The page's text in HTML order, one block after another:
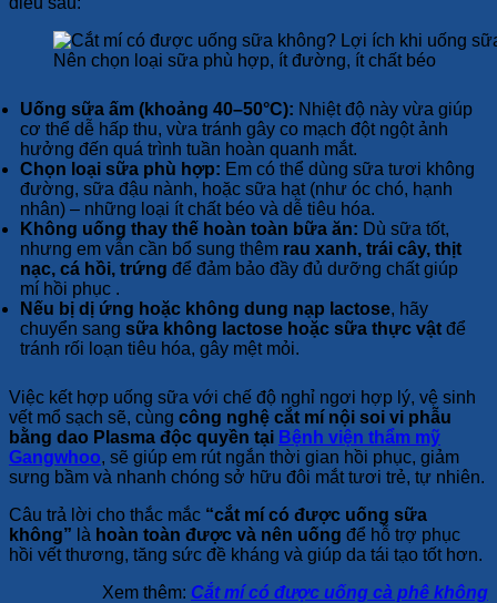
Nên chọn loại sữa phù hợp, ít đường, ít chất béo
Uống sữa ấm (khoảng 40–50°C): Nhiệt độ này vừa giúp
cơ thể dễ hấp thu, vừa tránh gây co mạch đột ngột ảnh
hưởng đến quá trình tuần hoàn quanh mắt.
Chọn loại sữa phù hợp: Em có thể dùng sữa tươi không
đường, sữa đậu nành, hoặc sữa hạt (như óc chó, hạnh
nhân) – những loại ít chất béo và dễ tiêu hóa.
Không uống thay thế hoàn toàn bữa ăn: Dù sữa tốt,
nhưng em vẫn cần bổ sung thêm rau xanh, trái cây, thịt
nạc, cá hồi, trứng để đảm bảo đầy đủ dưỡng chất giúp
mí hồi phục .
Nếu bị dị ứng hoặc không dung nạp lactose, hãy
chuyển sang sữa không lactose hoặc sữa thực vật để
tránh rối loạn tiêu hóa, gây mệt mỏi.
Việc kết hợp uống sữa với chế độ nghỉ ngơi hợp lý, vệ sinh
vết mổ sạch sẽ, cùng công nghệ cắt mí nội soi vi phẫu
bằng dao Plasma độc quyền tại Bệnh viện thẩm mỹ
Gangwhoo, sẽ giúp em rút ngắn thời gian hồi phục, giảm
sưng bầm và nhanh chóng sở hữu đôi mắt tươi trẻ, tự nhiên.
Câu trả lời cho thắc mắc “cắt mí có được uống sữa
không” là hoàn toàn được và nên uống để hỗ trợ phục
hồi vết thương, tăng sức đề kháng và giúp da tái tạo tốt hơn.
Xem thêm: Cắt mí có được uống cà phê không